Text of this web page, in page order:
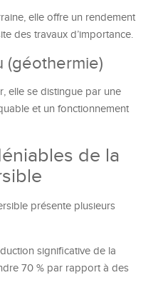
elle offre un rendement
des travaux d’importance.
(géothermie)
elle se distingue par une
et un fonctionnement
de la
présente plusieurs
significative de la
70 % par rapport à des